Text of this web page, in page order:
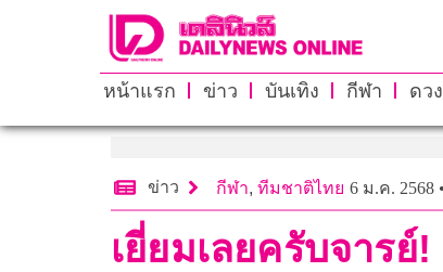
หน้าแรก ข่าว บันเทิง กีฬา ดว
ข่าว กีฬา, ทีมชาติไทย 6 ม.ค. 2568
เยี่ยมเลยครับจารย์